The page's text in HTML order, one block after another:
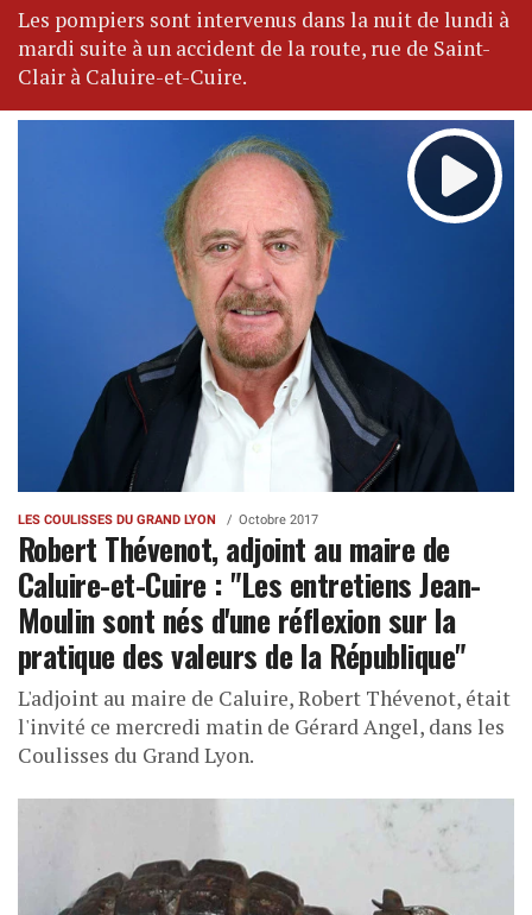
Les pompiers sont intervenus dans la nuit de lundi à
mardi suite à un accident de la route, rue de Saint-
Clair à Caluire-et-Cuire.
LES COULISSES DU GRAND LYON Octobre 2017
Robert Thévenot, adjoint au maire de
Caluire-et-Cuire : "Les entretiens Jean-
Moulin sont nés d'une réflexion sur la
pratique des valeurs de la République"
L'adjoint au maire de Caluire, Robert Thévenot, était
l'invité ce mercredi matin de Gérard Angel, dans les
Coulisses du Grand Lyon.